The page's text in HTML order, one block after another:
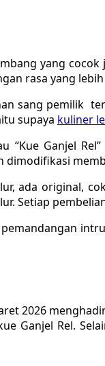
yang
rasa yang
sang pemilik
supaya kuliner
“Kue Ganjel
dimodifikasi
ada original,
lur. Setiap
2026
Ganjel Rel.